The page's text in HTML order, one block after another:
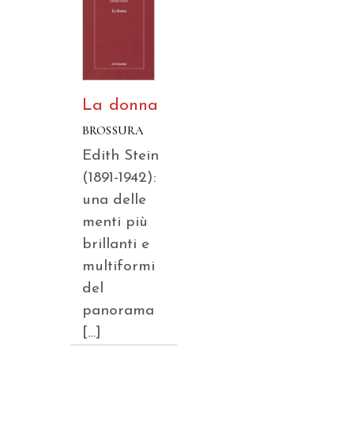
La donna
BROSSURA
Edith Stein
(1891-1942):
una delle
menti più
brillanti e
multiformi
del
panorama
[…]